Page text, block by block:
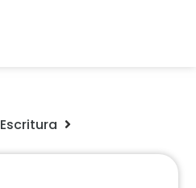
Escritura